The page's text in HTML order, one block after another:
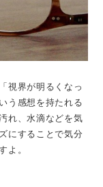
視界が明るくなっ
う感想を持たれる
れ、水滴などを気
にすることで気分
よ。